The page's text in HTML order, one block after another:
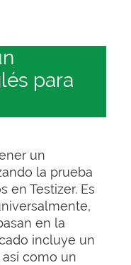
para
un
la prueba
en Testizer. Es
en la
incluye un
como un